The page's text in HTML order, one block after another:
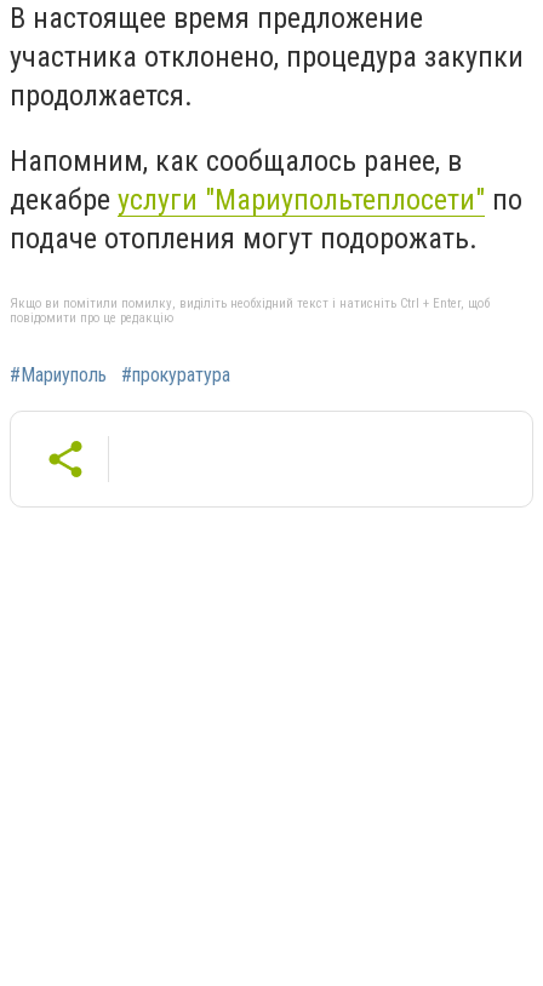
В настоящее время предложение
участника отклонено, процедура закупки
продолжается.
Напомним, как сообщалось ранее, в
декабре услуги "Мариупольтеплосети" по
подаче отопления могут подорожать.
Якщо ви помітили помилку, виділіть необхідний текст і натисніть Ctrl + Enter, щоб
повідомити про це редакцію
#Мариуполь #прокуратура